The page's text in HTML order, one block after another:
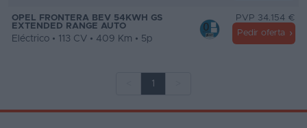
OPEL FRONTERA BEV 54KWH GS
EXTENDED RANGE AUTO
Eléctrico • 113 CV • 409 Km • 5p
PVP 34.154 €
Pedir oferta
1